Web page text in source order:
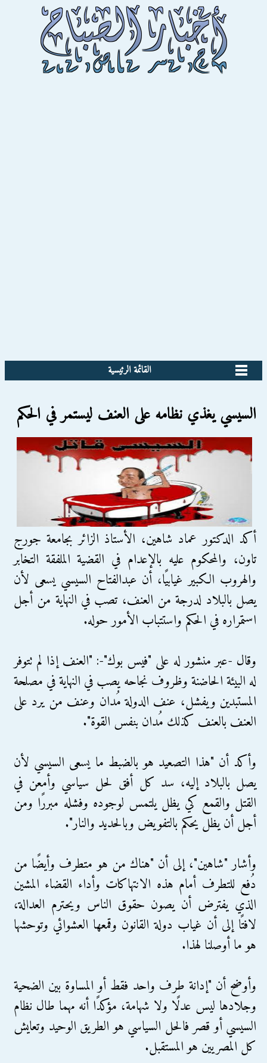
القائمة الرئيسية
السيسي يغذي نظامه على العنف ليستمر في الحكم
أكد الدكتور عماد شاهين، الأستاذ الزائر بجامعة جورج
تاون، والمحكوم عليه بالإعدام في القضية الملفقة التخابر
والهروب الكبير غيابيًا، أن عبدالفتاح السيسي يسعى لأن
يصل بالبلاد لدرجة من العنف، تصب في النهاية من أجل
استمراره في الحكم واستتباب الأمور حوله.
وقال -عبر منشور له على "فيس بوك"-: "العنف إذا لم تتوفر
له البيئة الحاضنة وظروف نجاحه يصب في النهاية في مصلحة
المستبدين ويفشل، عنف الدولة مُدان وعنف من يرد على
العنف بالعنف كذلك مُدان بنفس القوة".
وأكد أن "هذا التصعيد هو بالضبط ما يسعى السيسي لأن
يصل بالبلاد إليه، سد كل أفق لحل سياسي وأمعن في
القتل والقمع كي يظل يلتمس لوجوده وفشله مبررًا ومن
أجل أن يظل يحكم بالتفويض وبالحديد والنار".
وأشار "شاهين"، إلى أن "هناك من هو متطرف وأيضًا من
دُفع للتطرف أمام هذه الانتهاكات وأداء القضاء المشين
الذي يفترض أن يصون حقوق الناس ويحترم العدالة،
لافتًا إلى أن غياب دولة القانون وقمعها العشوائي وتوحشها
هو ما أوصلنا لهذا.
وأوضح أن "إدانة طرف واحد فقط أو المساوة بين الضحية
وجلادها ليس عدلًا ولا شهامة، مؤكدًا أنه مهما طال نظام
السيسي أو قصر فالحل السياسي هو الطريق الوحيد وتعايش
كل المصريين هو المستقبل.